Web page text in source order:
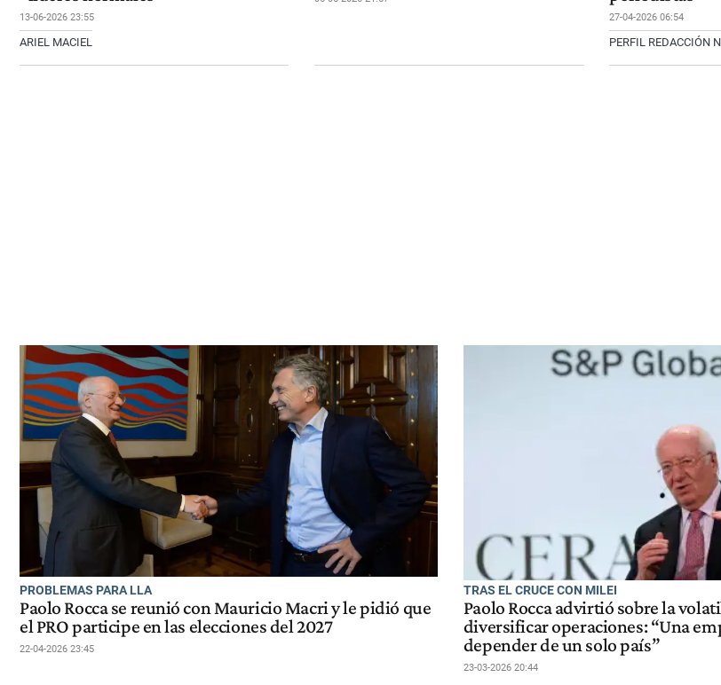
13-06-2026 23:55
ARIEL MACIEL
27-04-2026 06:54
PERFIL REDACCIÓN
PROBLEMAS PARA LLA
Paolo Rocca se reunió con Mauricio Macri y le pidió que
el PRO participe en las elecciones del 2027
22-04-2026 23:45
TRAS EL CRUCE CON MILEI
Paolo Rocca advirtió sobre la
diversificar operaciones: “Una
depender de un solo país”
23-03-2026 20:44